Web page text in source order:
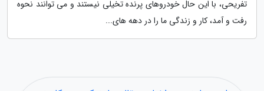
تفریحی، با این حال خودروهای پرنده تخیلی نیستند و می توانند نحوه
رفت و آمد، کار و زندگی ما را در دهه های...